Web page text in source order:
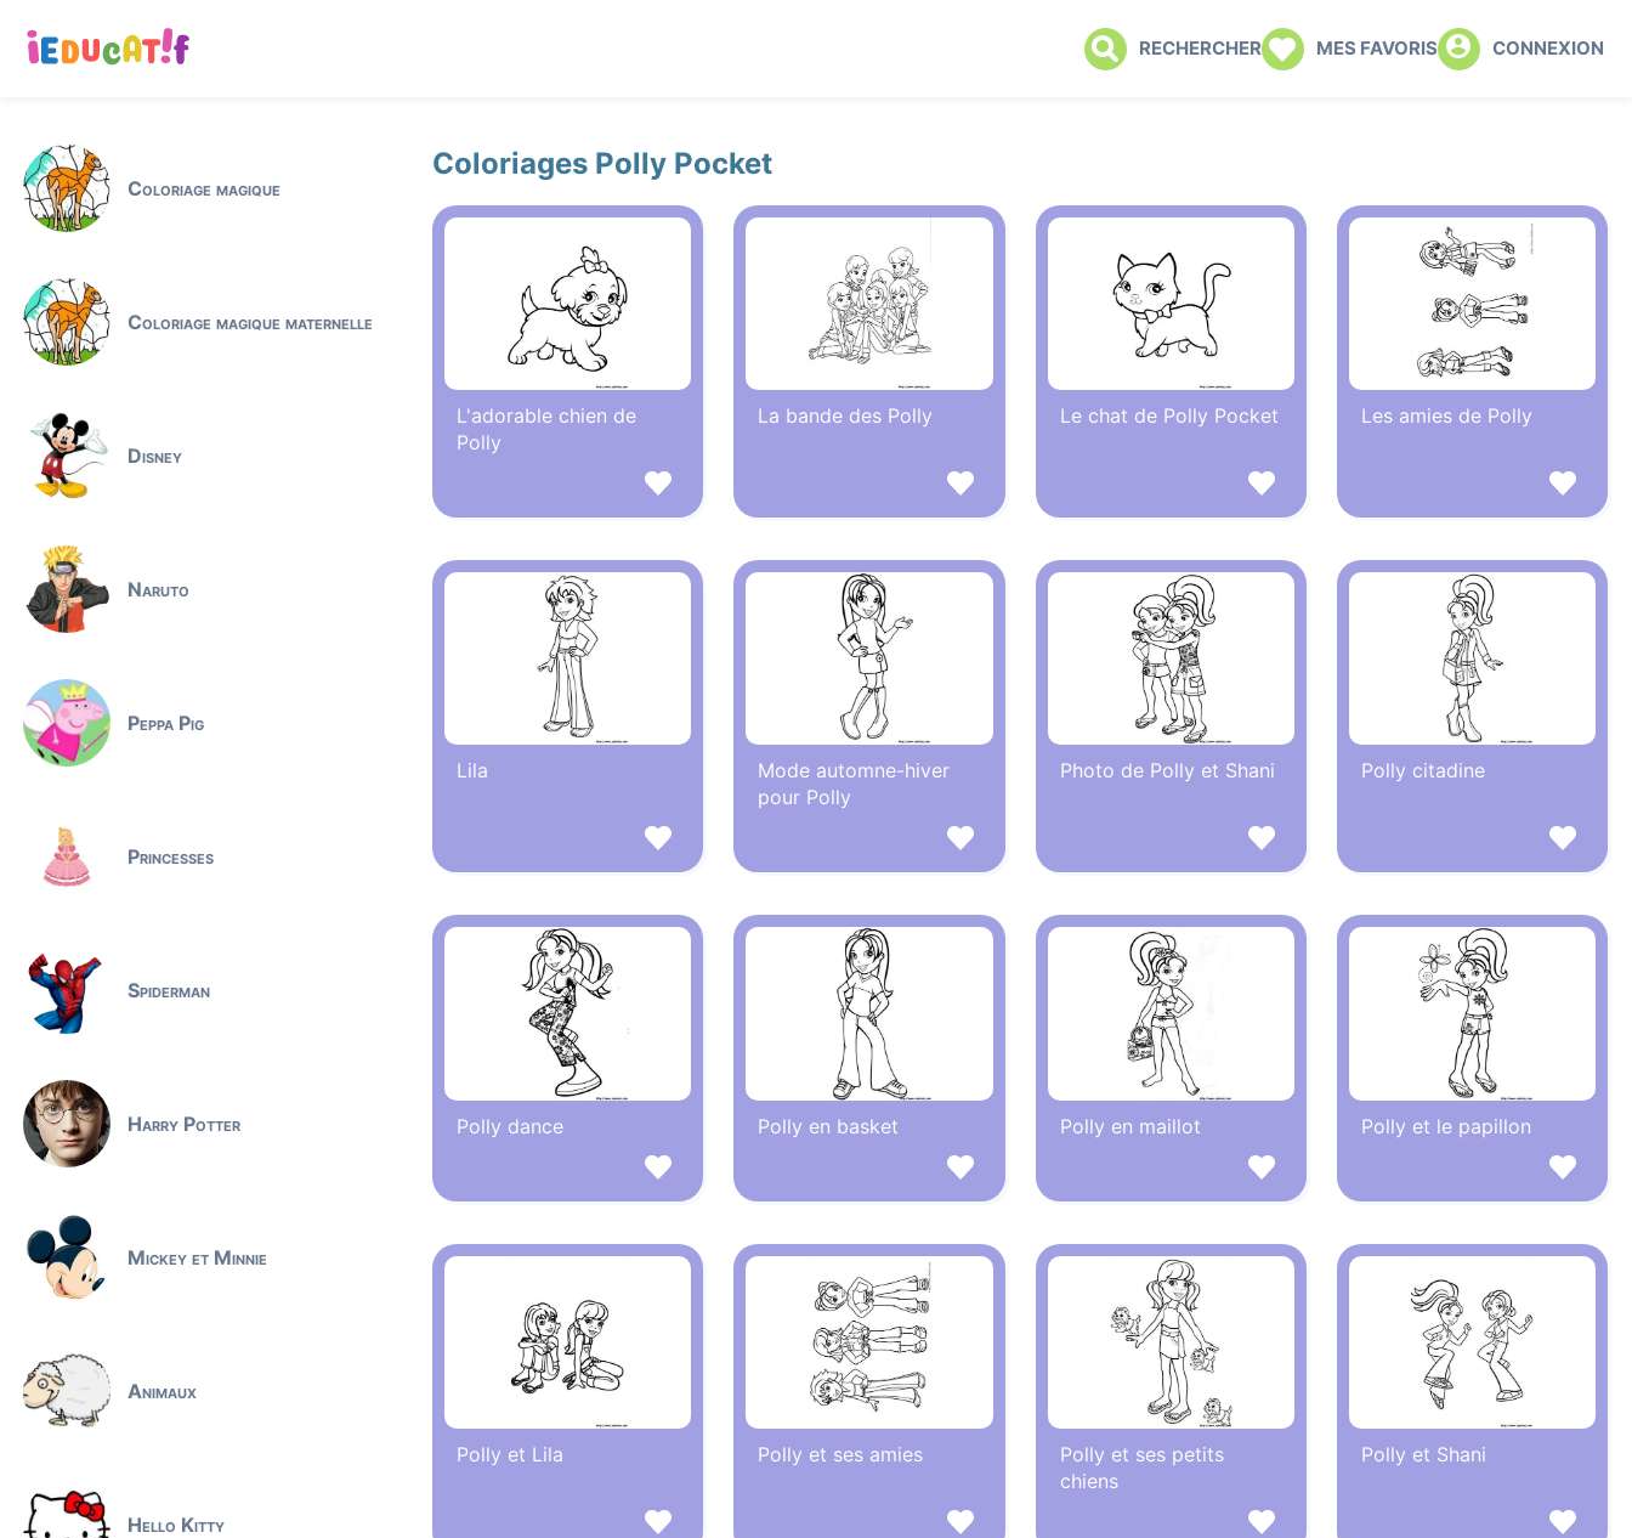
RECHERCHER MES FAVORIS CONNEXION
Coloriage magique
Coloriage magique maternelle
Disney
Naruto
Peppa Pig
Princesses
Spiderman
Harry Potter
Mickey et Minnie
Animaux
Hello Kitty
Coloriages Polly Pocket
L'adorable chien de
Polly
La bande des Polly Le chat de Polly Pocket Les amies de Polly
Lila
Mode automne-hiver
pour Polly
Photo de Polly et Shani Polly citadine
Polly dance Polly en basket Polly en maillot Polly et le papillon
Polly et Lila Polly et ses amies
Polly et ses petits
chiens
Polly et Shani